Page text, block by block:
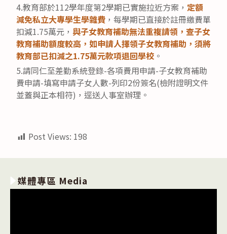
4.教育部於112學年度第2學期已實施拉近方案， 定額
減免私立大專學生學雜費 ，每學期已直接於註冊繳費單
扣減1.75萬元， 與子女教育補助無法重複請領，查子女
教育補助額度較高，如申請人擇領子女教育補助，須將
教育部已扣減之1.75萬元款項退回學校 。
5.請同仁至差勤系統登錄-各項費用申請-子女教育補助
費申請-填寫申請子女人數-列印2份簽名(檢附證明文件
並蓋與正本相符)，逕送人事室辦理。
Post Views: 198
媒體專區 Media